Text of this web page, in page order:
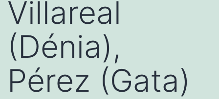
Villareal
(Dénia),
Pérez (Gata)